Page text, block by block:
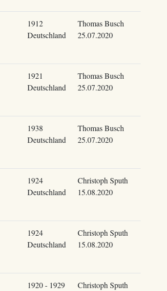
1912
Deutschland
Thomas Busch
25.07.2020
1921
Deutschland
Thomas Busch
25.07.2020
1938
Deutschland
Thomas Busch
25.07.2020
1924
Deutschland
Christoph Sputh
15.08.2020
1924
Deutschland
Christoph Sputh
15.08.2020
1920 - 1929
Christoph Sputh